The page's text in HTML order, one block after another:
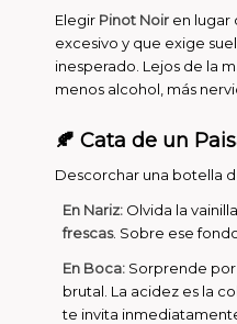
Elegir Pinot Noir en lugar
excesivo y que exige
inesperado. Lejos de la
menos alcohol, más
🍂 Cata de un
Descorchar una botella
En Nariz: Olvida la
frescas. Sobre ese
En Boca: Sorprende por
brutal. La acidez es la
te invita